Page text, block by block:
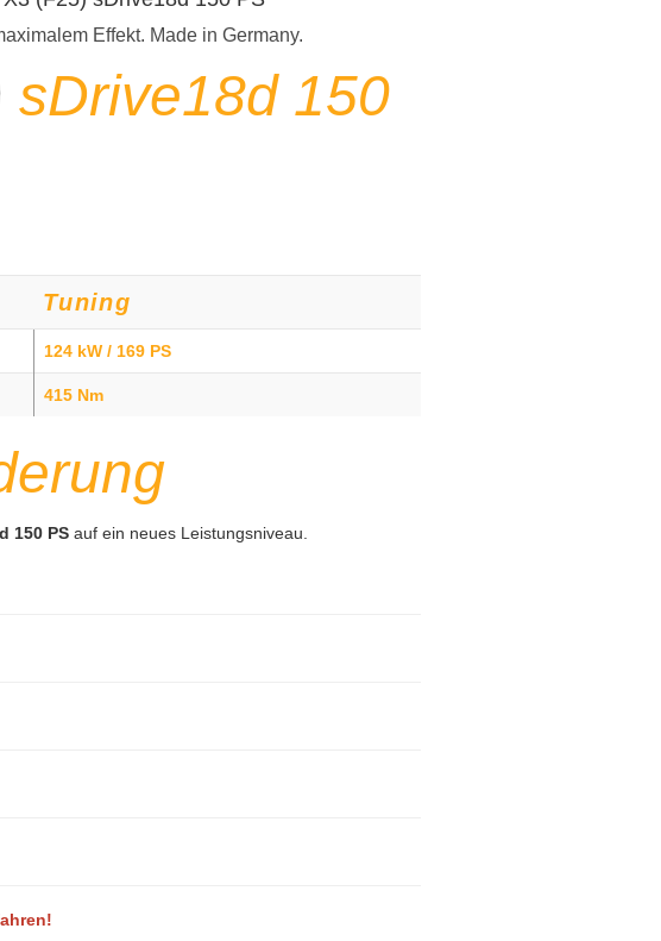
Effekt. Made in Germany.
sDrive18d 150
Tuning
124 kW / 169 PS
415 Nm
150 PS auf ein neues Leistungsniveau.